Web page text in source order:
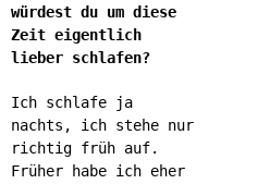
würdest du um diese
Zeit eigentlich
lieber schlafen?
Ich schlafe ja
nachts, ich stehe nur
richtig früh auf.
Früher habe ich eher